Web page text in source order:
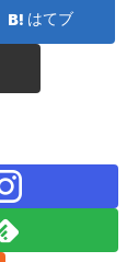
はてブ